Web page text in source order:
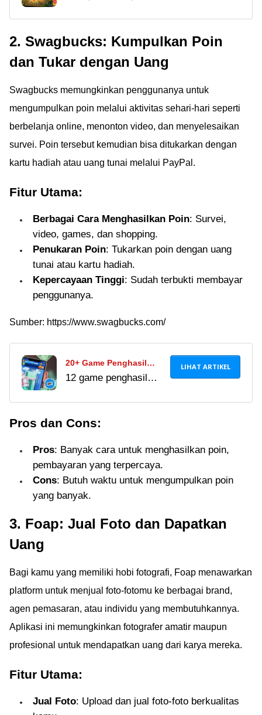
game, isi survei, &
kumpulkan koin di
Hago, MAGER,
JAKPAT untuk ditukar
2. Swagbucks: Kumpulkan Poin
dan Tukar dengan Uang
Swagbucks memungkinkan penggunanya untuk
mengumpulkan poin melalui aktivitas sehari-hari seperti
berbelanja online, menonton video, dan menyelesaikan
survei. Poin tersebut kemudian bisa ditukarkan dengan
kartu hadiah atau uang tunai melalui PayPal.
Fitur Utama:
Berbagai Cara Menghasilkan Poin: Survei,
video, games, dan shopping.
Penukaran Poin: Tukarkan poin dengan uang
tunai atau kartu hadiah.
Kepercayaan Tinggi: Sudah terbukti membayar
penggunanya.
Sumber: https://www.swagbucks.com/
20+ Game Penghasil
Saldo DANA Tercepat
12 game penghasil
Island King, ISUL,
Terbukti bayar, tanpa
deposit, tips anti-
scam!
LIHAT ARTIKEL
Pros dan Cons:
Pros: Banyak cara untuk menghasilkan poin,
pembayaran yang terpercaya.
Cons: Butuh waktu untuk mengumpulkan poin
yang banyak.
3. Foap: Jual Foto dan Dapatkan
Uang
Bagi kamu yang memiliki hobi fotografi, Foap menawarkan
platform untuk menjual foto-fotomu ke berbagai brand,
agen pemasaran, atau individu yang membutuhkannya.
Aplikasi ini memungkinkan fotografer amatir maupun
profesional untuk mendapatkan uang dari karya mereka.
Fitur Utama:
Jual Foto: Upload dan jual foto-foto berkualitas